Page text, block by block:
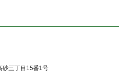
砂三丁目15番1号